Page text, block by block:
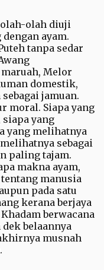
olah diuji
ayam.
tanpa sedar
Melor
domestik,
jamuan.
moral. Siapa yang
yang
yang melihatnya
sebagai
paling tajam.
makna ayam,
manusia
pada satu
kerana berjaya
berwacana
belaannya
musnah